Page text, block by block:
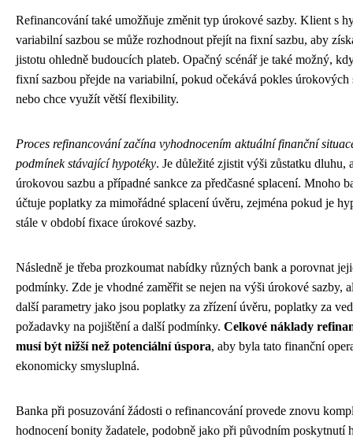
Refinancování také umožňuje změnit typ úrokové sazby. Klient s
variabilní sazbou se může rozhodnout přejít na fixní sazbu, aby
jistotu ohledně budoucích plateb. Opačný scénář je také možný,
fixní sazbou přejde na variabilní, pokud očekává pokles úrokových
nebo chce využít větší flexibility.
Proces refinancování začína vyhodnocením aktuální finanční
podmínek stávající hypotéky. Je důležité zjistit výši zůstatku dluhu,
úrokovou sazbu a případné sankce za předčasné splacení. Mnoho
účtuje poplatky za mimořádné splacení úvěru, zejména pokud je
stále v období fixace úrokové sazby.
Následně je třeba prozkoumat nabídky různých bank a porovnat
podmínky. Zde je vhodné zaměřit se nejen na výši úrokové sazby,
další parametry jako jsou poplatky za zřízení úvěru, poplatky za
požadavky na pojištění a další podmínky. Celkové náklady
musí být nižší než potenciální úspora, aby byla tato finanční
ekonomicky smysluplná.
Banka při posuzování žádosti o refinancování provede znovu
hodnocení bonity žadatele, podobně jako při původním poskytnutí